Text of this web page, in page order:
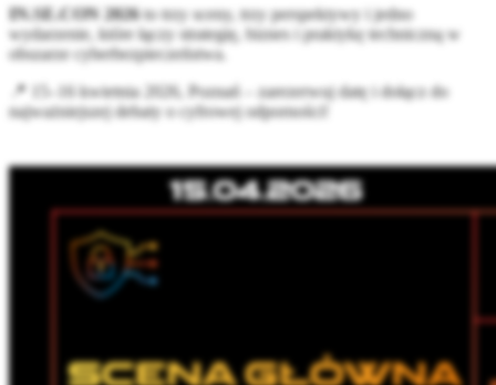
IN.SE.CON 2026to trzy sceny, trzy perspektywy i jedno
wydarzenie, które łączy strategię, biznes i praktykę techniczną w
obszarze cyberbezpieczeństwa.
📍 15–16 kwietnia 2026, Poznań – zarezerwuj datę i dołącz do
najważniejszej debaty o cyfrowej odporności!